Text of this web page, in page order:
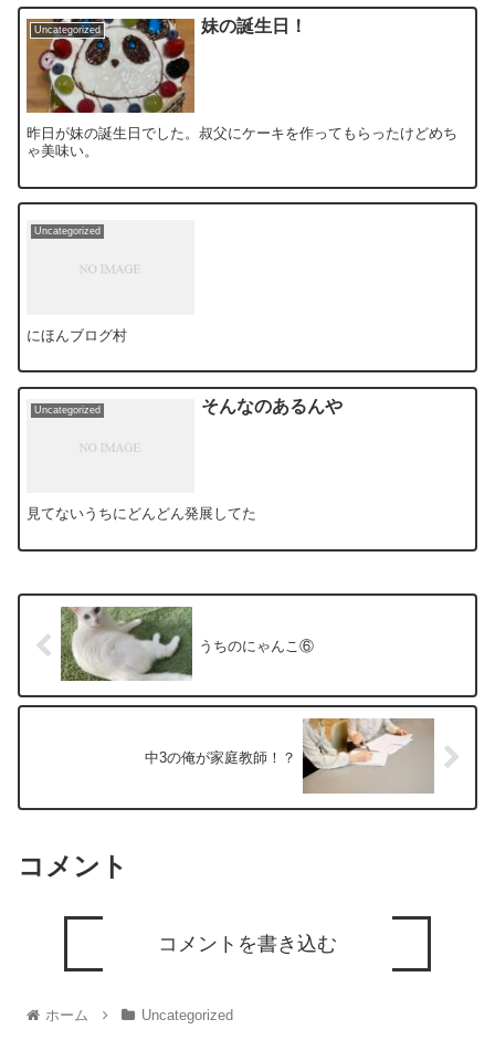
Uncategorized 妹の誕生日！
昨日が妹の誕生日でした。叔父にケーキを作ってもらったけどめち
ゃ美味い。
Uncategorized
にほんブログ村
Uncategorized そんなのあるんや
見てないうちにどんどん発展してた
うちのにゃんこ⑥
中3の俺が家庭教師！？
コメント
コメントを書き込む
ホーム Uncategorized